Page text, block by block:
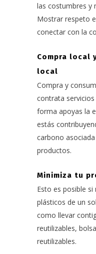
las costumbres y
Mostrar respeto
conectar con la
Compra local
local
Compra y
contrata
forma apoyas la
estás
carbono
productos.
Minimiza tu
Esto es posible
plásticos de un
como llevar
reutilizables,
reutilizables.